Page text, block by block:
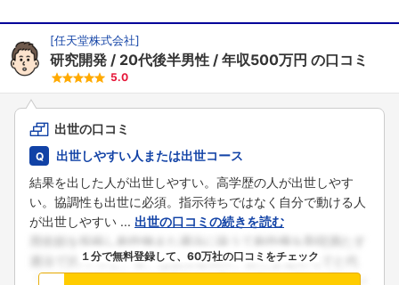
[任天堂株式会社]
研究開発 20代後半男性 年収500万円 の口コミ
5.0
出世の口コミ
出世しやすい人または出世コース
結果を出した人が出世しやすい。高学歴の人が出世しやす
い。協調性も出世に必須。指示待ちではなく自分で動ける人
が出世しやすい ... 出世の口コミの続きを読む
１分で無料登録して、60万社の口コミをチェック